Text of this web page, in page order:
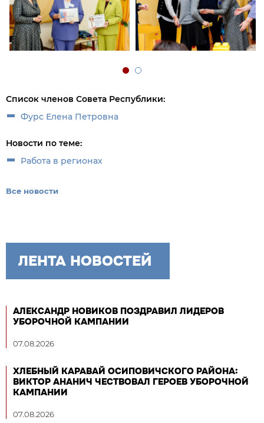
Список членов Совета Республики:
Фурс Елена Петровна
Новости по теме:
Работа в регионах
Все новости
ЛЕНТА НОВОСТЕЙ
АЛЕКСАНДР НОВИКОВ ПОЗДРАВИЛ ЛИДЕРОВ
УБОРОЧНОЙ КАМПАНИИ
07.08.2026
ХЛЕБНЫЙ КАРАВАЙ ОСИПОВИЧСКОГО РАЙОНА:
ВИКТОР АНАНИЧ ЧЕСТВОВАЛ ГЕРОЕВ УБОРОЧНОЙ
КАМПАНИИ
07.08.2026